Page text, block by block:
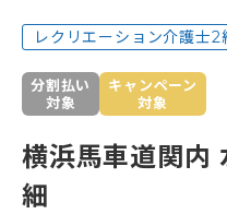
レクリエーション介護士2
分割払い
対象
キャンペーン
対象
横浜馬車道関内
細